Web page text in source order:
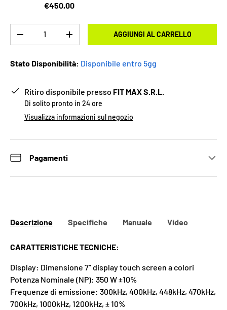
€450,00
-
+ AGGIUNGI AL CARRELLO
Stato Disponibilità: Disponibile entro 5gg
Ritiro disponibile presso FIT MAX S.R.L.
Di solito pronto in 24 ore
Visualizza informazioni sul negozio
Pagamenti
Descrizione Specifiche Manuale Video
CARATTERISTICHE TECNICHE:
Display: Dimensione 7” display touch screen a colori
Potenza Nominale (NP): 350 W ±10%
Frequenze di emissione: 300kHz, 400kHz, 448kHz, 470kHz,
700kHz, 1000kHz, 1200kHz, ± 10%